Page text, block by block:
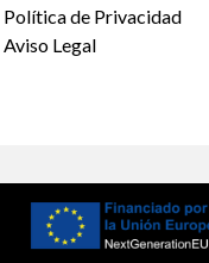
Política de Privacidad
Aviso Legal